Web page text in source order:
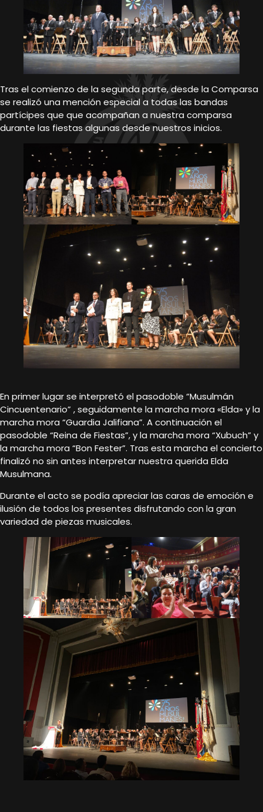
Tras el comienzo de la segunda parte, desde la Comparsa
se realizó una mención especial a todas las bandas
partícipes que que acompañan a nuestra comparsa
durante las fiestas algunas desde nuestros inicios.
En primer lugar se interpretó el pasodoble “Musulmán
Cincuentenario” , seguidamente la marcha mora «Elda» y la
marcha mora “Guardia Jalifiana”. A continuación el
pasodoble “Reina de Fiestas”, y la marcha mora “Xubuch” y
la marcha mora “Bon Fester”. Tras esta marcha el concierto
finalizó no sin antes interpretar nuestra querida Elda
Musulmana.
Durante el acto se podía apreciar las caras de emoción e
ilusión de todos los presentes disfrutando con la gran
variedad de piezas musicales.